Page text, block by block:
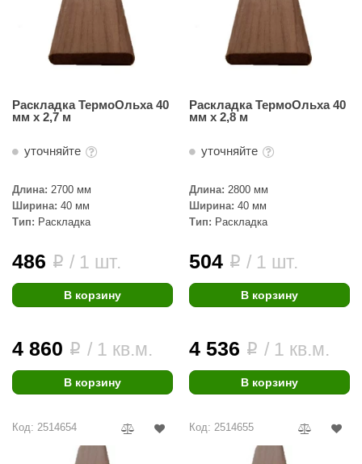
Раскладка ТермоОльха 40
мм х 2,7 м
уточняйте
Длина: 2700 мм
Ширина: 40 мм
Тип: Раскладка
486 i / 1 шт.
В корзину
4 860 i / 1 кв.м.
В корзину
Раскладка ТермоОльха 40
мм х 2,8 м
уточняйте
Длина: 2800 мм
Ширина: 40 мм
Тип: Раскладка
504 i / 1 шт.
В корзину
4 536 i / 1 кв.м.
В корзину
Код: 2514654 Код: 2514655